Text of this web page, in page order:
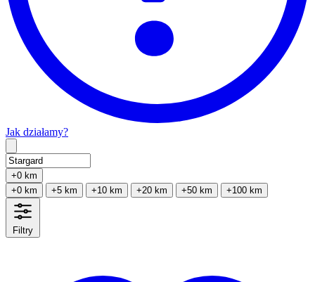
Jak działamy?
+0 km
+0 km
+5 km +10 km +20 km +50 km +100 km
Filtry